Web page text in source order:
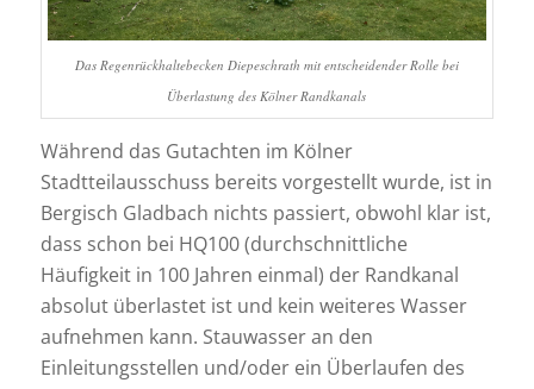
Das Regenrückhaltebecken Diepeschrath mit entscheidender Rolle bei
Überlastung des Kölner Randkanals
Während das Gutachten im Kölner
Stadtteilausschuss bereits vorgestellt wurde, ist in
Bergisch Gladbach nichts passiert, obwohl klar ist,
dass schon bei HQ100 (durchschnittliche
Häufigkeit in 100 Jahren einmal) der Randkanal
absolut überlastet ist und kein weiteres Wasser
aufnehmen kann. Stauwasser an den
Einleitungsstellen und/oder ein Überlaufen des